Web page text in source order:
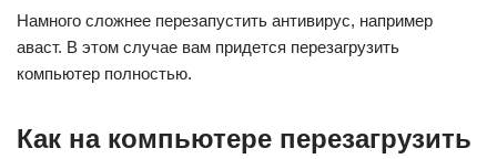
Намного сложнее перезапустить антивирус, например
аваст. В этом случае вам придется перезагрузить
компьютер полностью.
Как на компьютере перезагрузить